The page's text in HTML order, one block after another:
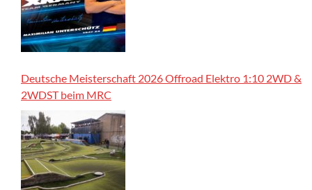
Deutsche Meisterschaft 2026 Offroad Elektro 1:10 2WD &
2WDST beim MRC